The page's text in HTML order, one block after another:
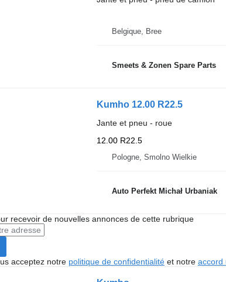
Belgique, Bree
Smeets & Zonen Spare Parts
Kumho 12.00 R22.5
Jante et pneu - roue
12.00 R22.5
Pologne, Smolno Wielkie
Auto Perfekt Michał Urbaniak
recevoir de nouvelles annonces de cette rubrique
acceptez notre politique de confidentialitéet notre accord